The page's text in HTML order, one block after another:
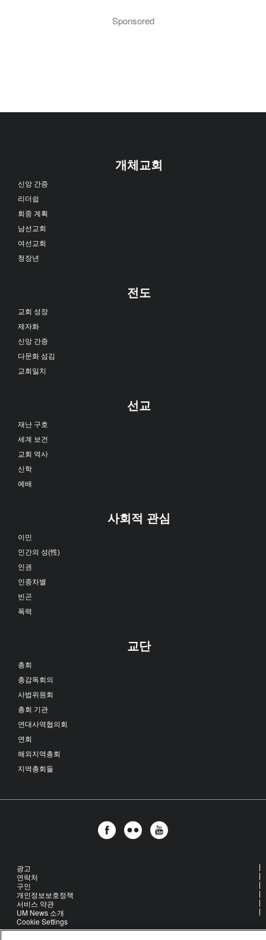
Sponsored
개체교회
신앙 간증
리더쉽
회중 계획
남선교회
여선교회
청장년
전도
교회 성장
제자화
신앙 간증
다문화 섬김
교회일치
선교
재난 구호
세계 보건
교회 역사
신학
예배
사회적 관심
이민
인간의 성(性)
인권
인종차별
빈곤
폭력
교단
총회
총감독회의
사법위원회
총회 기관
연대사역협의회
연회
해외지역총회
지역총회들
광고
연락처
구인
개인정보보호정책
서비스 약관
UM News 소개
Cookie Settings